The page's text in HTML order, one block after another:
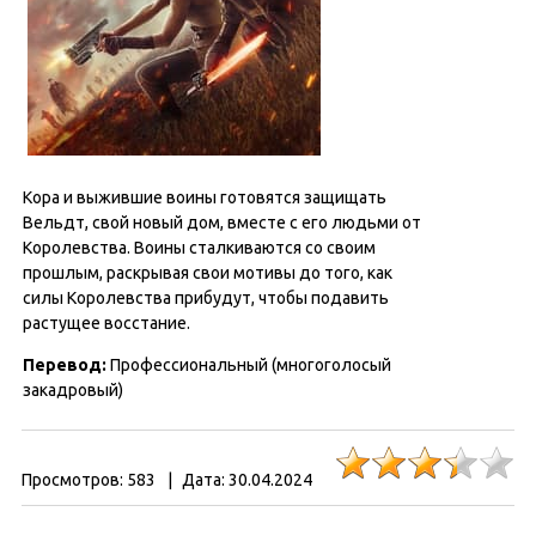
Кора и выжившие воины готовятся защищать
Вельдт, свой новый дом, вместе с его людьми от
Королевства. Воины сталкиваются со своим
прошлым, раскрывая свои мотивы до того, как
силы Королевства прибудут, чтобы подавить
растущее восстание.
Перевод: Профессиональный (многоголосый
закадровый)
Просмотров: 583 Дата: 30.04.2024